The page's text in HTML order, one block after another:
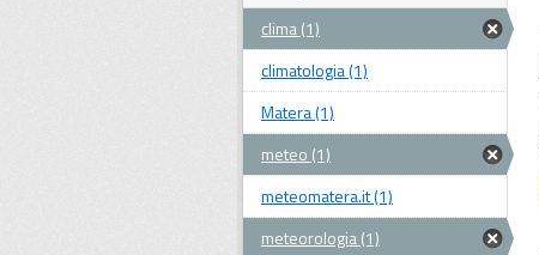
clima (1)
climatologia (1)
Matera (1)
meteo (1)
meteomatera.it (1)
meteorologia (1)